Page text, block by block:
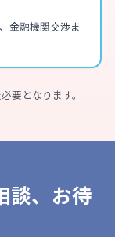
金融機関交渉ま
要となります。
談、お待